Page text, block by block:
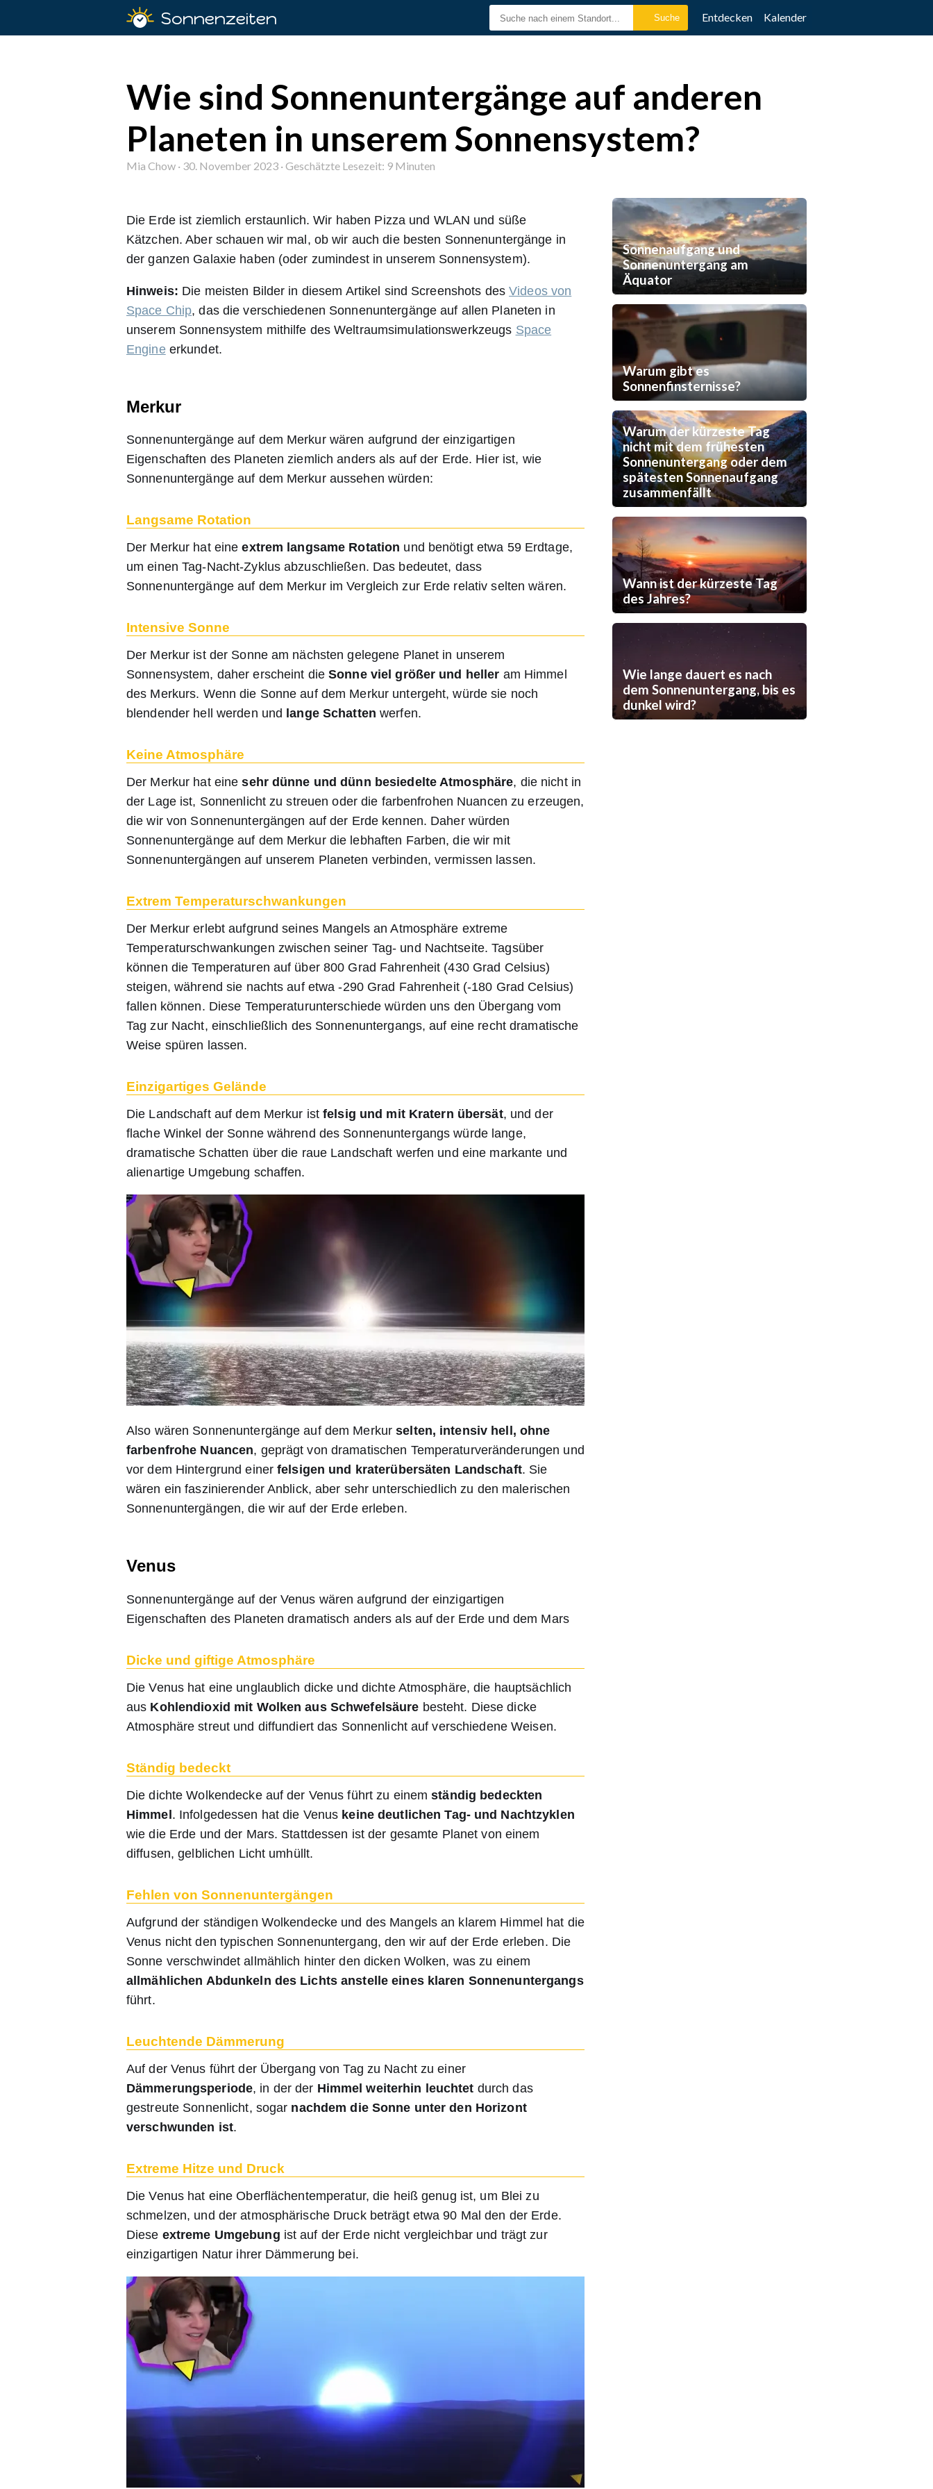
Sonnenzeiten Entdecken Kalender
Wie sind Sonnenuntergänge auf anderen
Planeten in unserem Sonnensystem?
Mia Chow · 30. November 2023 · Geschätzte Lesezeit: 9 Minuten
Die Erde ist ziemlich erstaunlich. Wir haben Pizza und WLAN und süße
Kätzchen. Aber schauen wir mal, ob wir auch die besten Sonnenuntergänge in
der ganzen Galaxie haben (oder zumindest in unserem Sonnensystem).
Hinweis: Die meisten Bilder in diesem Artikel sind Screenshots desVideos von
Space Chip, das die verschiedenen Sonnenuntergänge auf allen Planeten in
unserem Sonnensystem mithilfe des Weltraumsimulationswerkzeugs Space
Engineerkundet.
Merkur
Sonnenuntergänge auf dem Merkur wären aufgrund der einzigartigen
Eigenschaften des Planeten ziemlich anders als auf der Erde. Hier ist, wie
Sonnenuntergänge auf dem Merkur aussehen würden:
Langsame Rotation
Der Merkur hat eineextrem langsame Rotation und benötigt etwa 59 Erdtage,
um einen Tag-Nacht-Zyklus abzuschließen. Das bedeutet, dass
Sonnenuntergänge auf dem Merkur im Vergleich zur Erde relativ selten wären.
Intensive Sonne
Der Merkur ist der Sonne am nächsten gelegene Planet in unserem
Sonnensystem, daher erscheint dieSonne viel größer und heller am Himmel
des Merkurs. Wenn die Sonne auf dem Merkur untergeht, würde sie noch
blendender hell werden und lange Schatten werfen.
Keine Atmosphäre
Der Merkur hat einesehr dünne und dünn besiedelte Atmosphäre, die nicht in
der Lage ist, Sonnenlicht zu streuen oder die farbenfrohen Nuancen zu erzeugen,
die wir von Sonnenuntergängen auf der Erde kennen. Daher würden
Sonnenuntergänge auf dem Merkur die lebhaften Farben, die wir mit
Sonnenuntergängen auf unserem Planeten verbinden, vermissen lassen.
Extrem Temperaturschwankungen
Der Merkur erlebt aufgrund seines Mangels an Atmosphäre extreme
Temperaturschwankungen zwischen seiner Tag- und Nachtseite. Tagsüber
können die Temperaturen auf über 800 Grad Fahrenheit (430 Grad Celsius)
steigen, während sie nachts auf etwa -290 Grad Fahrenheit (-180 Grad Celsius)
fallen können. Diese Temperaturunterschiede würden uns den Übergang vom
Tag zur Nacht, einschließlich des Sonnenuntergangs, auf eine recht dramatische
Weise spüren lassen.
Einzigartiges Gelände
Die Landschaft auf dem Merkur istfelsig und mit Kratern übersät, und der
flache Winkel der Sonne während des Sonnenuntergangs würde lange,
dramatische Schatten über die raue Landschaft werfen und eine markante und
alienartige Umgebung schaffen.
Also wären Sonnenuntergänge auf dem Merkurselten, intensiv hell, ohne
farbenfrohe Nuancen, geprägt von dramatischen Temperaturveränderungen und
vor dem Hintergrund einerfelsigen und kraterübersäten Landschaft. Sie
wären ein faszinierender Anblick, aber sehr unterschiedlich zu den malerischen
Sonnenuntergängen, die wir auf der Erde erleben.
Venus
Sonnenuntergänge auf der Venus wären aufgrund der einzigartigen
Eigenschaften des Planeten dramatisch anders als auf der Erde und dem Mars
Dicke und giftige Atmosphäre
Die Venus hat eine unglaublich dicke und dichte Atmosphäre, die hauptsächlich
aus Kohlendioxid mit Wolken aus Schwefelsäure besteht. Diese dicke
Atmosphäre streut und diffundiert das Sonnenlicht auf verschiedene Weisen.
Ständig bedeckt
Die dichte Wolkendecke auf der Venus führt zu einemständig bedeckten
Himmel . Infolgedessen hat die Venus keine deutlichen Tag- und Nachtzyklen
wie die Erde und der Mars. Stattdessen ist der gesamte Planet von einem
diffusen, gelblichen Licht umhüllt.
Fehlen von Sonnenuntergängen
Aufgrund der ständigen Wolkendecke und des Mangels an klarem Himmel hat die
Venus nicht den typischen Sonnenuntergang, den wir auf der Erde erleben. Die
Sonne verschwindet allmählich hinter den dicken Wolken, was zu einem
allmählichen Abdunkeln des Lichts anstelle eines klaren Sonnenuntergangs
führt.
Leuchtende Dämmerung
Auf der Venus führt der Übergang von Tag zu Nacht zu einer
Dämmerungsperiode, in der der Himmel weiterhin leuchtet durch das
gestreute Sonnenlicht, sogar nachdem die Sonne unter den Horizont
verschwunden ist.
Extreme Hitze und Druck
Die Venus hat eine Oberflächentemperatur, die heiß genug ist, um Blei zu
schmelzen, und der atmosphärische Druck beträgt etwa 90 Mal den der Erde.
Diese extreme Umgebung ist auf der Erde nicht vergleichbar und trägt zur
einzigartigen Natur ihrer Dämmerung bei.
Sonnenaufgang und
Sonnenuntergang am
Äquator
Warum gibt es
Sonnenfinsternisse?
Warum der kürzeste Tag
nicht mit dem frühesten
Sonnenuntergang oder dem
spätesten Sonnenaufgang
zusammenfällt
Wann ist der kürzeste Tag
des Jahres?
Wie lange dauert es nach
dem Sonnenuntergang, bis es
dunkel wird?